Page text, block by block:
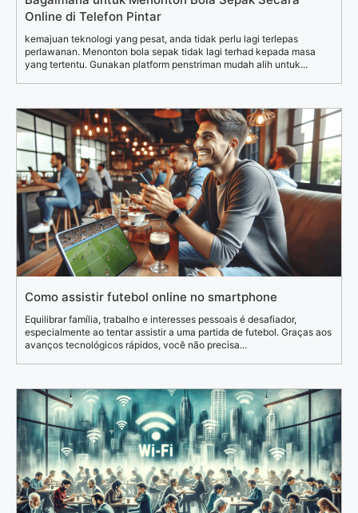
Online di Telefon Pintar
kemajuan teknologi yang pesat, anda tidak perlu lagi terlepas
perlawanan. Menonton bola sepak tidak lagi terhad kepada masa
yang tertentu. Gunakan platform penstriman mudah alih untuk...
Como assistir futebol online no smartphone
Equilibrar família, trabalho e interesses pessoais é desafiador,
especialmente ao tentar assistir a uma partida de futebol. Graças aos
avanços tecnológicos rápidos, você não precisa...